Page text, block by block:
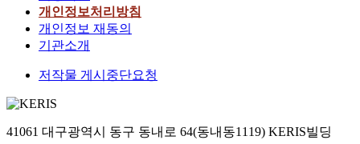
개인정보처리방침
개인정보 재동의
기관소개
저작물 게시중단요청
41061 대구광역시 동구 동내로 64(동내동1119) KERIS빌딩